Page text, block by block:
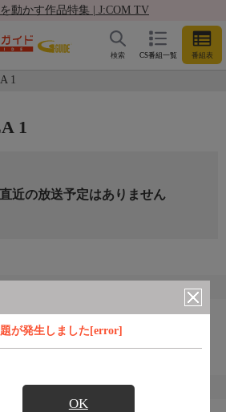
動かす作品特集 | J:COM TV
CS番組一覧 番組表
検索
1
が発生しました[error]
OK
1
直近の放送予定はありません
め番組